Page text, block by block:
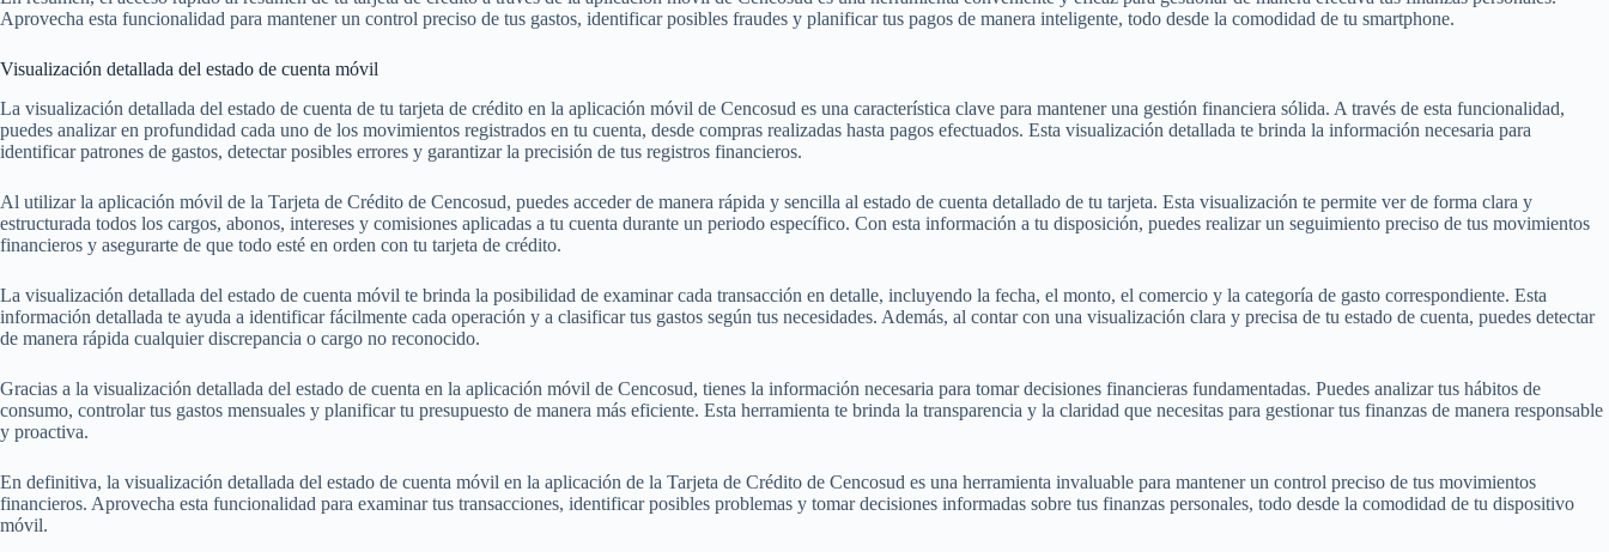
Aprovecha esta funcionalidad para mantener un control preciso de tus gastos, identificar posibles fraudes y planificar tus pagos de manera inteligente, todo desde la comodidad de tu smartphone.
Visualización detallada del estado de cuenta móvil
La visualización detallada del estado de cuenta de tu tarjeta de crédito en la aplicación móvil de Cencosud es una característica clave para mantener una gestión financiera sólida. A través de esta funcionalidad,
puedes analizar en profundidad cada uno de los movimientos registrados en tu cuenta, desde compras realizadas hasta pagos efectuados. Esta visualización detallada te brinda la información necesaria para
identificar patrones de gastos, detectar posibles errores y garantizar la precisión de tus registros financieros.
Al utilizar la aplicación móvil de la Tarjeta de Crédito de Cencosud, puedes acceder de manera rápida y sencilla al estado de cuenta detallado de tu tarjeta. Esta visualización te permite ver de forma clara y
estructurada todos los cargos, abonos, intereses y comisiones aplicadas a tu cuenta durante un periodo específico. Con esta información a tu disposición, puedes realizar un seguimiento preciso de tus movimientos
financieros y asegurarte de que todo esté en orden con tu tarjeta de crédito.
La visualización detallada del estado de cuenta móvil te brinda la posibilidad de examinar cada transacción en detalle, incluyendo la fecha, el monto, el comercio y la categoría de gasto correspondiente. Esta
información detallada te ayuda a identificar fácilmente cada operación y a clasificar tus gastos según tus necesidades. Además, al contar con una visualización clara y precisa de tu estado de cuenta, puedes detectar
de manera rápida cualquier discrepancia o cargo no reconocido.
Gracias a la visualización detallada del estado de cuenta en la aplicación móvil de Cencosud, tienes la información necesaria para tomar decisiones financieras fundamentadas. Puedes analizar tus hábitos de
consumo, controlar tus gastos mensuales y planificar tu presupuesto de manera más eficiente. Esta herramienta te brinda la transparencia y la claridad que necesitas para gestionar tus finanzas de manera responsable
y proactiva.
En definitiva, la visualización detallada del estado de cuenta móvil en la aplicación de la Tarjeta de Crédito de Cencosud es una herramienta invaluable para mantener un control preciso de tus movimientos
financieros. Aprovecha esta funcionalidad para examinar tus transacciones, identificar posibles problemas y tomar decisiones informadas sobre tus finanzas personales, todo desde la comodidad de tu dispositivo
móvil.